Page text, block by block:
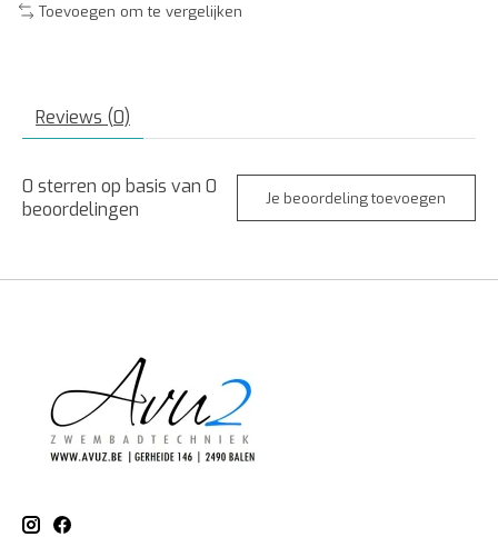
Toevoegen om te vergelijken
Reviews (0)
0 sterren op basis van 0
beoordelingen
Je beoordeling toevoegen